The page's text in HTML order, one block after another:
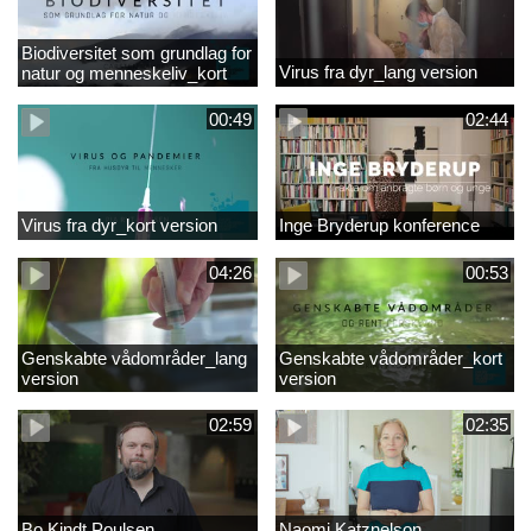
Biodiversitet som grundlag for
natur og menneskeliv_kort
version
Virus fra dyr_lang version
00:49
Virus fra dyr_kort version
02:44
Inge Bryderup konference
04:26
Genskabte vådområder_lang
version
00:53
Genskabte vådområder_kort
version
02:59 02:35